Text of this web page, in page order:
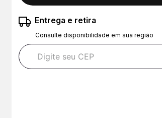
Entrega e retira
Consulte disponibilidade em sua região